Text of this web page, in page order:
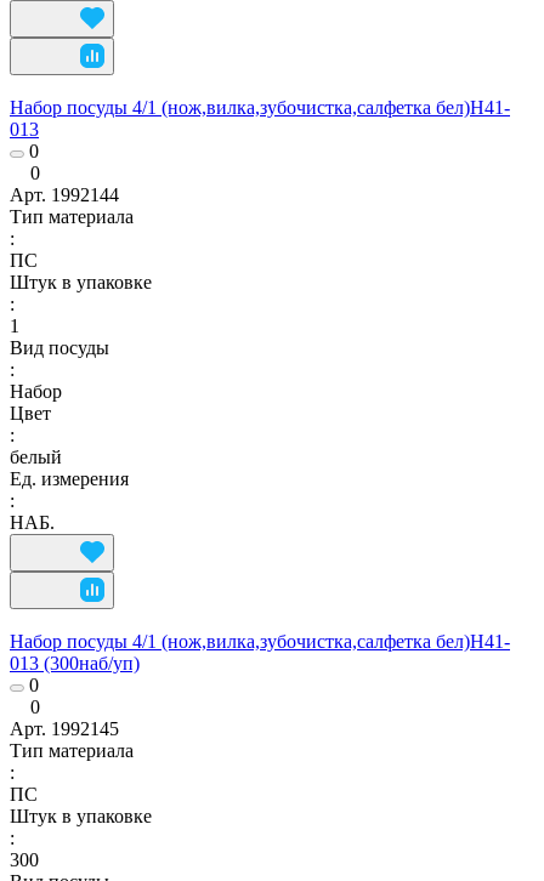
Набор посуды 4/1 (нож,вилка,зубочистка,салфетка бел)Н41-
013
0
0
Арт. 1992144
Тип материала
:
ПС
Штук в упаковке
:
1
Вид посуды
:
Набор
Цвет
:
белый
Ед. измерения
:
НАБ.
Набор посуды 4/1 (нож,вилка,зубочистка,салфетка бел)Н41-
013 (300наб/уп)
0
0
Арт. 1992145
Тип материала
:
ПС
Штук в упаковке
:
300